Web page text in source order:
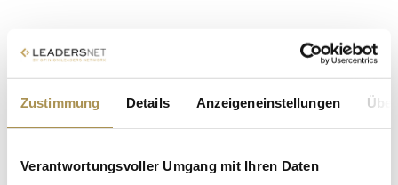
Zustimmung Details Anzeigeneinstellungen
Verantwortungsvoller Umgang mit Ihren Daten